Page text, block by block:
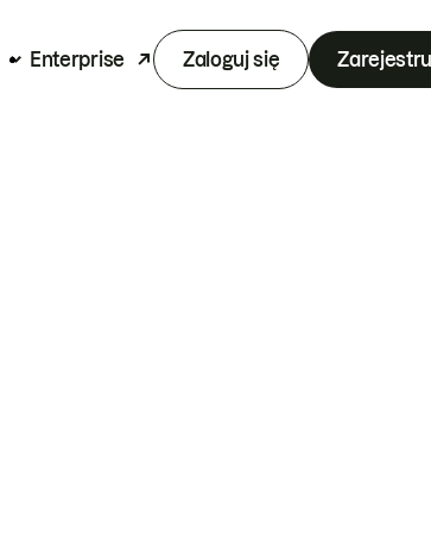
Enterprise Zaloguj się